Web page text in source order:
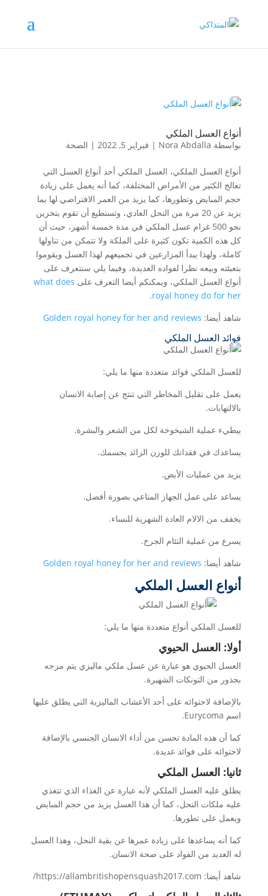
أنواع العسل الملكي
بواسطة Nora Abdalla
| فبراير 5, 2022 | الصحة
أنواع العسل الملكي، العسل الملكي أحد أنواع العسل التي
تعالج الكثير من الأمراض المختلفة، كما أنه يعمل على زيادة
حجم المبايض وتطورها، كما يزيد من العمر الافتراضي لها بما
يزيد عن 20 مرة من النحل العادي، وتستطيع أن تقوم بتخزين
نحو 500 غرام عسل الملكي في مدة خمسة أشهر، حيث أن
كل هذه الكمية تكون كثيرة على الملكة ولا تتمكن من تناولها
كاملة، ولهذا يبدأ المزارعين في تجميعهم لهذا العسل ويقوموا
بتعبئته وبيعه نظرا لفواده العديدة، وفيما يلي سنتعرف على
أنواع العسل الملكي، ويمكنكم أيضا التعرف على what does
royal honey do for her
.
شاهد أيضا: Golden royal honey for her and reviews
فوائد العسل الملكي
للعسل الملكي فوائد متعددة منها ما يلي:
يعمل على تقليل المخاطر التي تنتج عن إصابة الانسان
بالالتهابات.
يبطيء عملية الشيخوخة لكل من الشعر والبشرة.
يساعدك في فقدانك للوزن الزائد بجسمك.
يزيد من عمليات الأيض.
يساعد على عمل الجهاز المناعي بصورة أفضل.
يخفف من الالام العادة الشهرية للنساء.
يسرع من عملية التئام الجرح.
شاهد أيضا: Golden royal honey for her and reviews
أنواع العسل الملكي
للعسل الملكي أنواع متعددة منها ما يلي:
أولا: العسل الحيوي
العسل الحيوي هو عبارة عن عسل ملكي ماليزي يتم مزجه
بجذور من التونكات الشهيرة.
بالإضافة لاحتوائه على أحد الأعشاب الماليزية التي يطلق عليها
اسم Eurycoma.
كما أن هذه المادة تحسن من أداء الانسان الجنسي بالإضافة
لاحتوائه على فوائد عديدة.
ثانيا: العسل الملكي
يطلق عليه العسل الملكي لأنه عبارة عن الغذاء الذي تتغذي
عليه ملكات النحل، كما أن هذا العسل يزيد من حجم المبايض
ويعمل على تطورها.
كما أنه يساعدها على زيادة عمرها عن بقية النحل، وهذا العسل
له العديد من الفواد على صحة الانسان.
شاهد أيضا: https://allambritishopensquash2017.com/